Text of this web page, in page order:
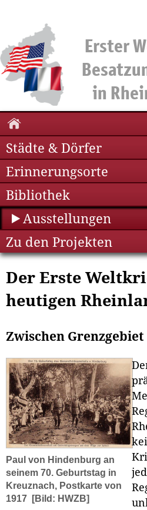
Städte & Dörfer
Erinnerungsorte
Bibliothek
Ausstellungen
Zu den Projekten
Der Erste
heutigen
Zwischen
Paul von Hindenburg an
seinem 70. Geburtstag in
Kreuznach, Postkarte von
1917
[Bild: HWZB]